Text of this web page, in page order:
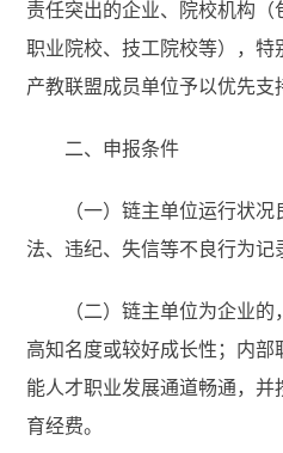
责任突出的企业、院校机构（
职业院校、技工院校等），特
产教联盟成员单位予以优先支
二、申报条件
（一）链主单位运行状
法、违纪、失信等不良行为记
（二）链主单位为企业
高知名度或较好成长性；内
能人才职业发展通道畅通，
育经费。